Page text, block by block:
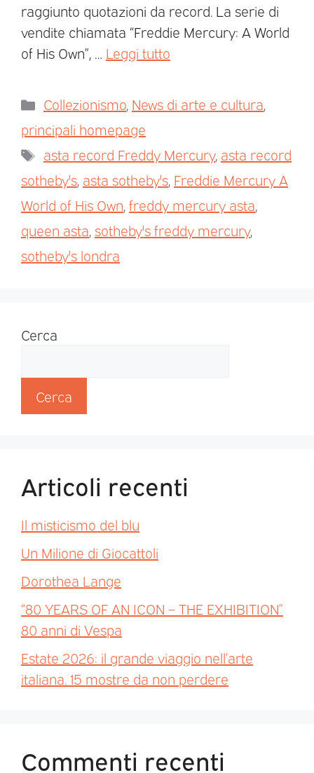
raggiunto quotazioni da record. La serie di
vendite chiamata “Freddie Mercury: A World
of His Own”, … Leggi tutto
Collezionismo News di arte e cultura
principali homepage
asta record Freddy Mercury, asta record
sotheby's asta sotheby's Freddie Mercury A
World of His Own freddy mercury asta
queen asta sotheby's freddy mercury,
sotheby's londra
Cerca
Cerca
Articoli recenti
Il misticismo del blu
Un Milione di Giocattoli
Dorothea Lange
“80 YEARS OF AN ICON – THE EXHIBITION”
80 anni di Vespa
Estate 2026: il grande viaggio nell’arte
italiana. 15 mostre da non perdere
Commenti recenti